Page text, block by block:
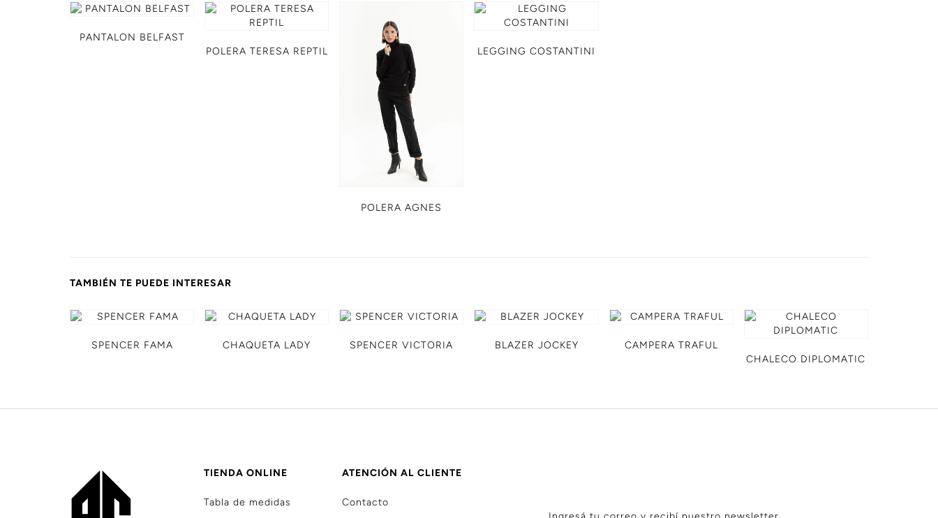
PANTALON BELFAST
POLERA TERESA REPTIL
POLERA AGNES
LEGGING COSTANTINI
TAMBIÉN TE PUEDE INTERESAR
SPENCER FAMA CHAQUETA LADY SPENCER VICTORIA BLAZER JOCKEY
CAMPERA TRAFUL
CHALECO DIPLOMATIC
TIENDA ONLINE
Tabla de medidas
ATENCIÓN AL CLIENTE
Contacto